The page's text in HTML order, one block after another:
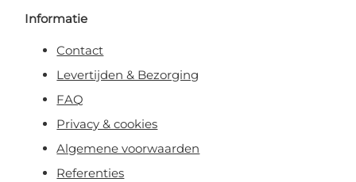
Informatie
Contact
Levertijden & Bezorging
FAQ
Privacy & cookies
Algemene voorwaarden
Referenties